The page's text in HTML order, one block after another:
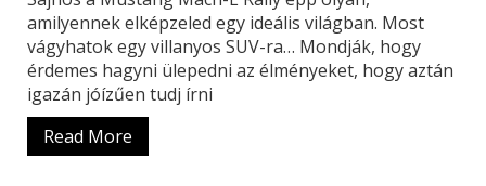
amilyennek elképzeled egy ideális világban. Most
vágyhatok egy villanyos SUV-ra… Mondják, hogy
érdemes hagyni ülepedni az élményeket, hogy aztán
igazán jóízűen tudj írni
Read More